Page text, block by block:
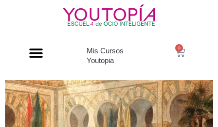
Mis Cursos
Youtopia
0